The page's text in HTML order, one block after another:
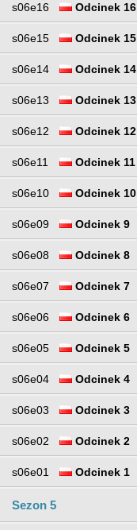
s06e16 Odcinek 16
s06e15 Odcinek 15
s06e14 Odcinek 14
s06e13 Odcinek 13
s06e12 Odcinek 12
s06e11 Odcinek 11
s06e10 Odcinek 10
s06e09 Odcinek 9
s06e08 Odcinek 8
s06e07 Odcinek 7
s06e06 Odcinek 6
s06e05 Odcinek 5
s06e04 Odcinek 4
s06e03 Odcinek 3
s06e02 Odcinek 2
s06e01 Odcinek 1
Sezon 5